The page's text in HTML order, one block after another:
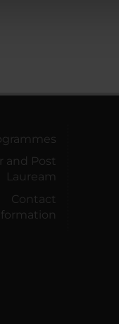
and Post
Lauream
Contact